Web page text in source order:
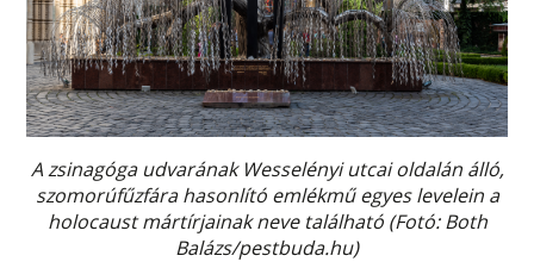
A zsinagóga udvarának Wesselényi utcai oldalán álló,
szomorúfűzfára hasonlító emlékmű egyes levelein a
holocaust mártírjainak neve található (Fotó: Both
Balázs/pestbuda.hu)